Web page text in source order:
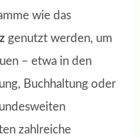
wie das
genutzt werden, um
– etwa in den
Buchhaltung oder
zahlreiche